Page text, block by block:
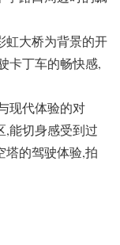
虹大桥为背景的开
卡丁车的畅快感,
现代体验的对
,能切身感受到过
塔的驾驶体验,拍